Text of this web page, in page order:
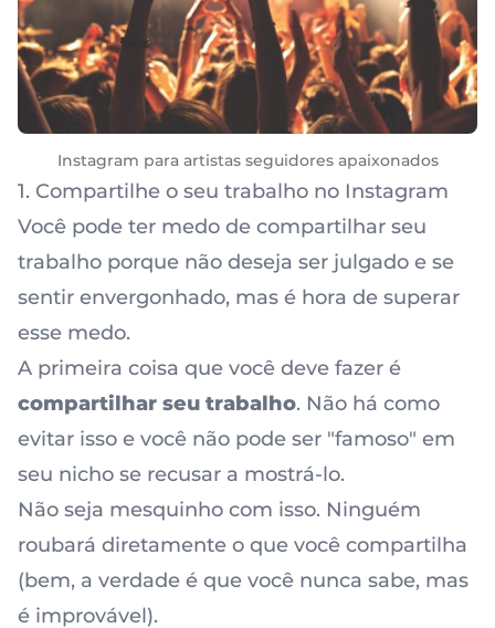
Instagram para artistas seguidores apaixonados
1. Compartilhe o seu trabalho no Instagram
Você pode ter medo de compartilhar seu
trabalho porque não deseja ser julgado e se
sentir envergonhado, mas é hora de superar
esse medo.
A primeira coisa que você deve fazer é
compartilhar seu trabalho. Não há como
evitar isso e você não pode ser "famoso" em
seu nicho se recusar a mostrá-lo.
Não seja mesquinho com isso. Ninguém
roubará diretamente o que você compartilha
(bem, a verdade é que você nunca sabe, mas
é improvável).